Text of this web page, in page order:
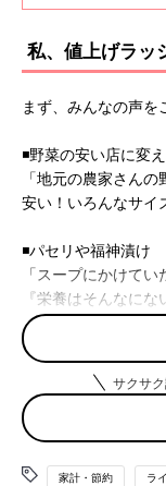
私、値上げラッ
まず、みんなの声を
◾️野菜の安い店に変
「地元の農家さん
安い！いろんなサイ
◾️パセリや福神漬け
「スープにかけて
『栄養はそんなに
思っていたものも
ず）
◾️毎日のシャンプー
「子育てが始まって
ました。外に出な
が減って経済的に！
サクサ
家計・節約 ラ